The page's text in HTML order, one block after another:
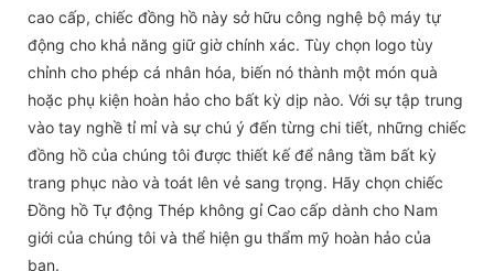
cao cấp, chiếc đồng hồ này sở hữu công nghệ bộ máy tự
động cho khả năng giữ giờ chính xác. Tùy chọn logo tùy
chỉnh cho phép cá nhân hóa, biến nó thành một món quà
hoặc phụ kiện hoàn hảo cho bất kỳ dịp nào. Với sự tập trung
vào tay nghề tỉ mỉ và sự chú ý đến từng chi tiết, những chiếc
đồng hồ của chúng tôi được thiết kế để nâng tầm bất kỳ
trang phục nào và toát lên vẻ sang trọng. Hãy chọn chiếc
Đồng hồ Tự động Thép không gỉ Cao cấp dành cho Nam
giới của chúng tôi và thể hiện gu thẩm mỹ hoàn hảo của
bạn.